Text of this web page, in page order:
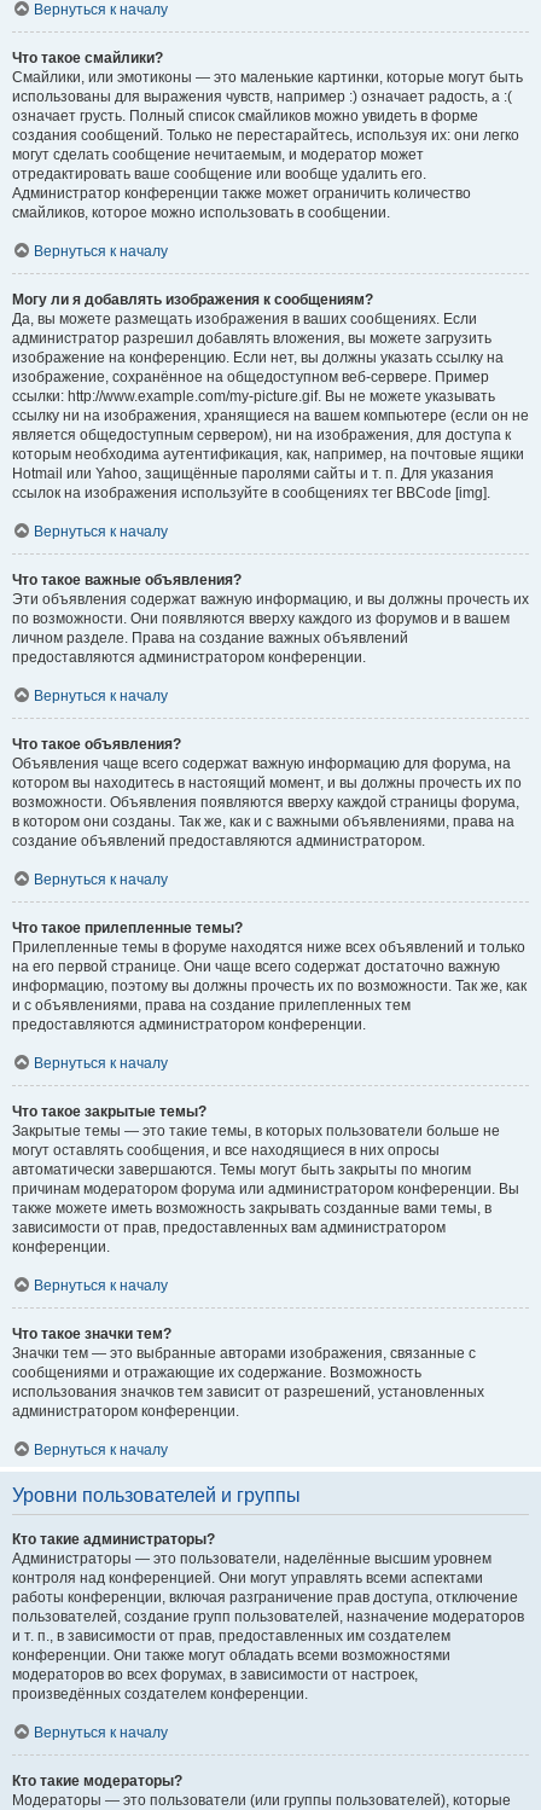
Вернуться к началу
Что такое смайлики?
Смайлики, или эмотиконы — это маленькие картинки, которые могут быть
использованы для выражения чувств, например :) означает радость, а :(
означает грусть. Полный список смайликов можно увидеть в форме
создания сообщений. Только не перестарайтесь, используя их: они легко
могут сделать сообщение нечитаемым, и модератор может
отредактировать ваше сообщение или вообще удалить его.
Администратор конференции также может ограничить количество
смайликов, которое можно использовать в сообщении.
Вернуться к началу
Могу ли я добавлять изображения к сообщениям?
Да, вы можете размещать изображения в ваших сообщениях. Если
администратор разрешил добавлять вложения, вы можете загрузить
изображение на конференцию. Если нет, вы должны указать ссылку на
изображение, сохранённое на общедоступном веб-сервере. Пример
ссылки: http://www.example.com/my-picture.gif. Вы не можете указывать
ссылку ни на изображения, хранящиеся на вашем компьютере (если он не
является общедоступным сервером), ни на изображения, для доступа к
которым необходима аутентификация, как, например, на почтовые ящики
Hotmail или Yahoo, защищённые паролями сайты и т. п. Для указания
ссылок на изображения используйте в сообщениях тег BBCode [img].
Вернуться к началу
Что такое важные объявления?
Эти объявления содержат важную информацию, и вы должны прочесть их
по возможности. Они появляются вверху каждого из форумов и в вашем
личном разделе. Права на создание важных объявлений
предоставляются администратором конференции.
Вернуться к началу
Что такое объявления?
Объявления чаще всего содержат важную информацию для форума, на
котором вы находитесь в настоящий момент, и вы должны прочесть их по
возможности. Объявления появляются вверху каждой страницы форума,
в котором они созданы. Так же, как и с важными объявлениями, права на
создание объявлений предоставляются администратором.
Вернуться к началу
Что такое прилепленные темы?
Прилепленные темы в форуме находятся ниже всех объявлений и только
на его первой странице. Они чаще всего содержат достаточно важную
информацию, поэтому вы должны прочесть их по возможности. Так же, как
и с объявлениями, права на создание прилепленных тем
предоставляются администратором конференции.
Вернуться к началу
Что такое закрытые темы?
Закрытые темы — это такие темы, в которых пользователи больше не
могут оставлять сообщения, и все находящиеся в них опросы
автоматически завершаются. Темы могут быть закрыты по многим
причинам модератором форума или администратором конференции. Вы
также можете иметь возможность закрывать созданные вами темы, в
зависимости от прав, предоставленных вам администратором
конференции.
Вернуться к началу
Что такое значки тем?
Значки тем — это выбранные авторами изображения, связанные с
сообщениями и отражающие их содержание. Возможность
использования значков тем зависит от разрешений, установленных
администратором конференции.
Вернуться к началу
Уровни пользователей и группы
Кто такие администраторы?
Администраторы — это пользователи, наделённые высшим уровнем
контроля над конференцией. Они могут управлять всеми аспектами
работы конференции, включая разграничение прав доступа, отключение
пользователей, создание групп пользователей, назначение модераторов
и т. п., в зависимости от прав, предоставленных им создателем
конференции. Они также могут обладать всеми возможностями
модераторов во всех форумах, в зависимости от настроек,
произведённых создателем конференции.
Вернуться к началу
Кто такие модераторы?
Модераторы — это пользователи (или группы пользователей), которые